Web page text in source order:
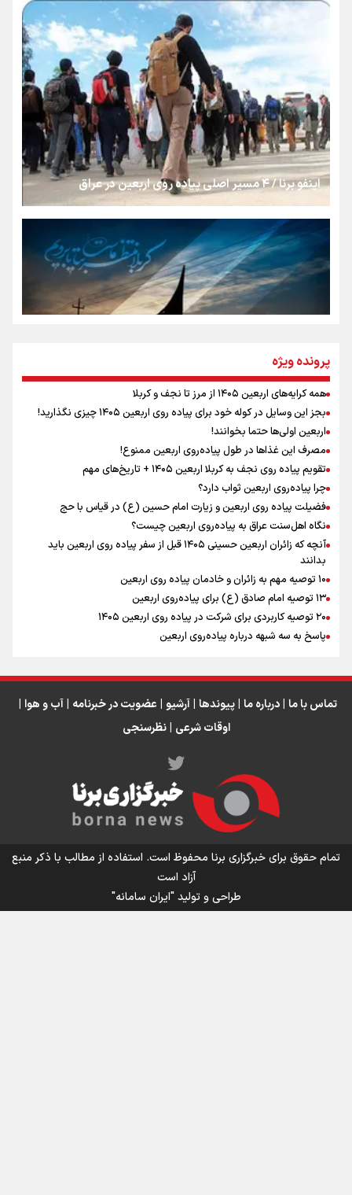
رسانه ملی و حق مردم برای شنیدن صدای رئیس‌جمهوری
روایت ایران از کنار مردم
از طلوع خیابان‌ها تا غروب اشک
جمله‌ای که بغض چهارماهه را شکست؛ «آهای مردم، آقا از
تهران رفتند»
سه حسرتی که به دلم ماند
نگاه تمدنی رهبر شهید به فضای مجازی
رابطه کارگر و کارفرما در اندیشه رهبر شهید: از تضاد به
زوجیت
اینفو برنا / ۴ مسیر اصلی پیاده روی اربعین در عراق
اینفو برنا / توصیه‌هایی طلایی برای پیاده روی اربعین
اینفو برنا / جدول کامل فاصله مرز شلمچه تا شهرهای زیارتی
عراق
اینفو برنا/ میزان مالیات بر ارزش افزوده چقدر است؟
پرونده ویژه
همه کرایه‌های اربعین ۱۴۰۵ از مرز تا نجف و کربلا
بجز این وسایل در کوله خود برای پیاده روی اربعین ۱۴۰۵ چیزی نگذارید!
اربعین اولی‌ها حتما بخوانند!
مصرف این غذاها در طول پیاده‌روی اربعین ممنوع!
تقویم پیاده روی نجف به کربلا اربعین ۱۴۰۵ + تاریخ‌های مهم
چرا پیاده‌روی اربعین ثواب دارد؟
فضیلت پیاده روی اربعین و زیارت امام حسین (ع) در قیاس با حج
نگاه اهل‌سنت عراق به پیاده‌روی اربعین چیست؟
آنچه که زائران اربعین حسینی ۱۴۰۵ قبل از سفر پیاده روی اربعین باید
بدانند
۱۰ توصیه مهم به زائران و خادمان پیاده روی اربعین
۱۳ توصیه امام صادق (ع) برای پیاده‌روی اربعین
۲۰ توصیه کاربردی برای شرکت در پیاده روی اربعین ۱۴۰۵
پاسخ به سه‌ شبهه درباره پیاده‌روی اربعین
تماس با ما | درباره ما | پیوندها | آرشیو | عضویت در خبرنامه | آب و هوا |
اوقات شرعی | نظرسنجی
تمام حقوق برای خبرگزاری برنا محفوظ است. استفاده از مطالب با ذکر منبع
آزاد است
طراحی و تولید"ایران سامانه"